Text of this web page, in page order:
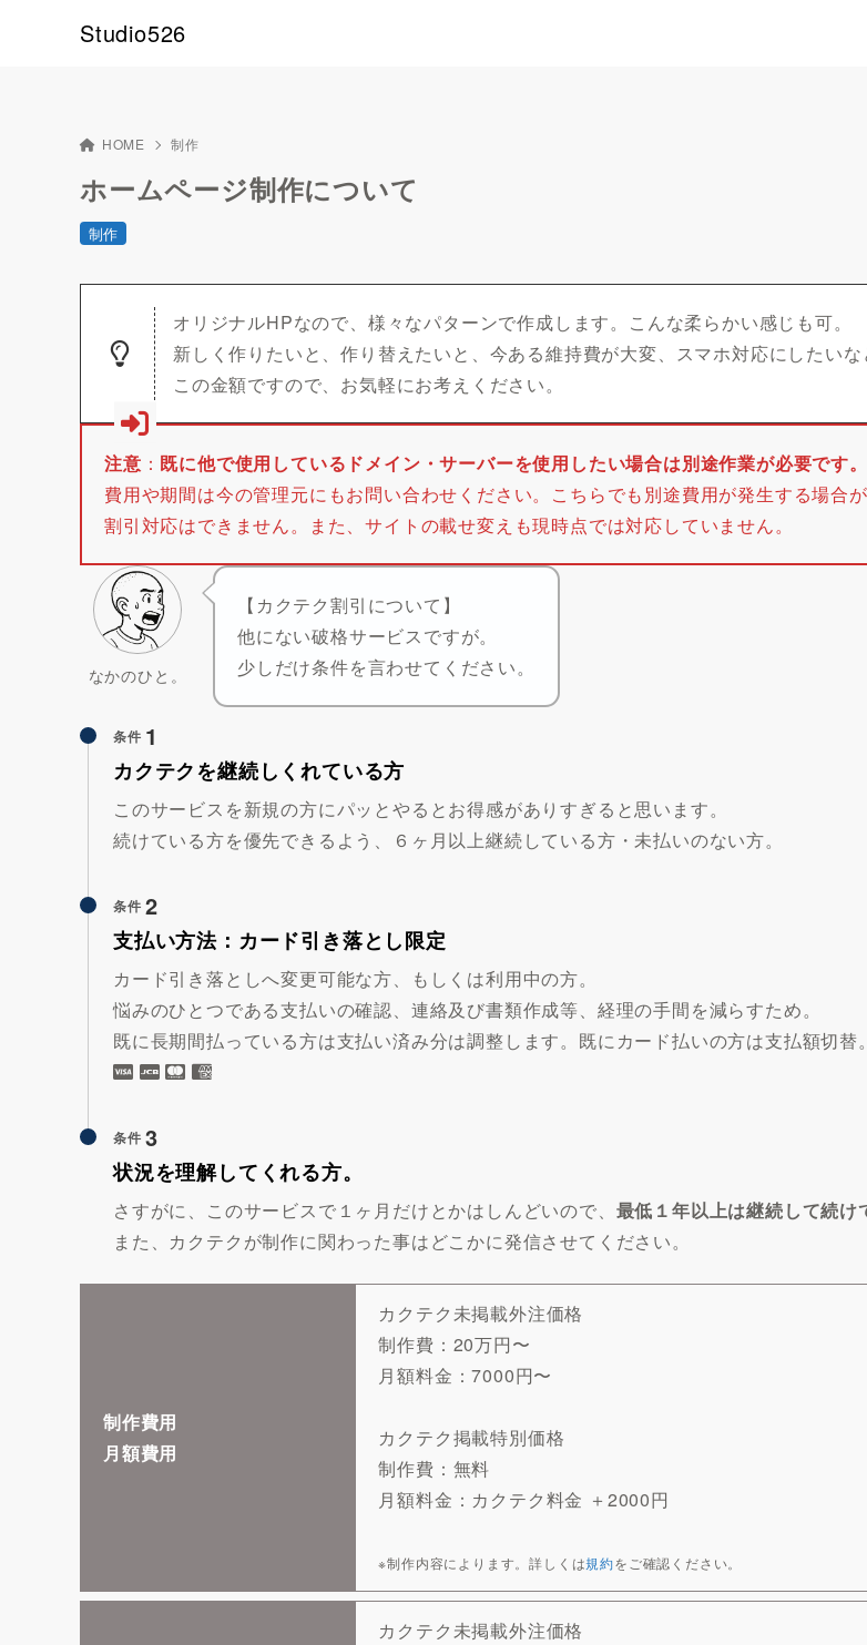
Studio526
HOME 制作
ホームページ制作について
制作
オリジナルHPなので、様々なパターンで作成します。こんな柔らかい感じも可。
新しく作りたいと、作り替えたいと、今ある維持費が大変、スマホ対応にしたいな
この金額ですので、お気軽にお考えください。
注意 ： 既に他で使用しているドメイン・サーバーを使用したい場合は別途作業が必要です。
費用や期間は今の管理元にもお問い合わせください。こちらでも別途費用が発生する場合が
割引対応はできません。また、サイトの載せ変えも現時点では対応していません。
なかのひと。
【カクテク割引について】
他にない破格サービスですが。
少しだけ条件を言わせてください。
条件 1
カクテクを継続しくれている方
このサービスを新規の方にパッとやるとお得感がありすぎると思います。
続けている方を優先できるよう、６ヶ月以上継続している方・未払いのない方。
条件 2
支払い方法：カード引き落とし限定
カード引き落としへ変更可能な方、もしくは利用中の方。
悩みのひとつである支払いの確認、連絡及び書類作成等、経理の手間を減らすため。
既に長期間払っている方は支払い済み分は調整します。既にカード払いの方は支払額切替。
条件 3
状況を理解してくれる方。
さすがに、このサービスで１ヶ月だけとかはしんどいので、 最低１年以上は継続して続け
また、カクテクが制作に関わった事はどこかに発信させてください。
制作費用
月額費用
カクテク未掲載外注価格
制作費：20万円〜
月額料金：7000円〜
カクテク掲載特別価格
制作費：無料
月額料金：カクテク料金 ＋2000円
※制作内容によります。詳しくは規約をご確認ください。
カクテク未掲載外注価格